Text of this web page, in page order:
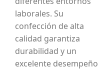
laborales. Su
confección de alta
calidad garantiza
durabilidad y un
excelente desempeño